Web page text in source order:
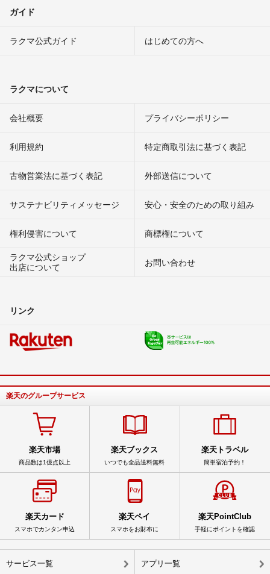
ガイド
ラクマ公式ガイド はじめての方へ
ラクマについて
会社概要 プライバシーポリシー
利用規約 特定商取引法に基づく表記
古物営業法に基づく表記 外部送信について
サステナビリティメッセージ 安心・安全のための取り組み
権利侵害について
商標権について
ラクマ公式ショップ
出店について
お問い合わせ
リンク
楽天のグループサービス
楽天市場
商品数は1億点以上
楽天ブックス
いつでも全品送料無料
楽天トラベル
簡単宿泊予約！
楽天カード
スマホでカンタン申込
楽天ペイ
スマホをお財布に
楽天PointClub
手軽にポイントを確認
サービス一覧 アプリ一覧